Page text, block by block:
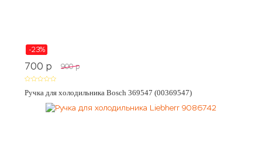
-23%
700 p 900 p
Ручка для холодильника Bosch 369547 (00369547)